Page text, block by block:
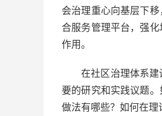
会治理重心向基层下
合服务管理平台，强
作用。
在社区治理体系
要的研究和实践议题
做法有哪些？如何在理